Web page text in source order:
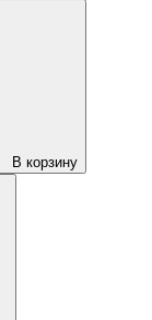
В корзину